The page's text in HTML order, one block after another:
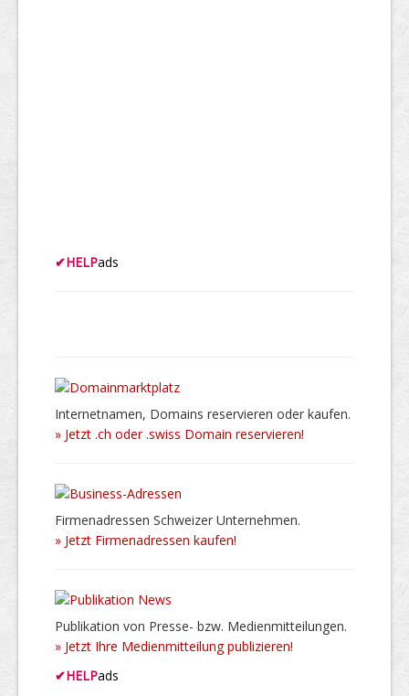
✔HELPads
Internetnamen, Domains reservieren oder kaufen.
» Jetzt .ch oder .swiss Domain reservieren!
Firmenadressen Schweizer Unternehmen.
» Jetzt Firmenadressen kaufen!
Publikation von Presse- bzw. Medienmitteilungen.
» Jetzt Ihre Medienmitteilung publizieren!
✔HELPads